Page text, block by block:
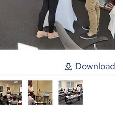
Download